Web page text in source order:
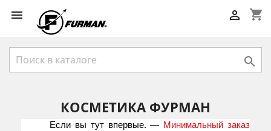
 shopping_cart


КОСМЕТИКА ФУРМАН
Если вы тут впервые. — Минимальный заказ